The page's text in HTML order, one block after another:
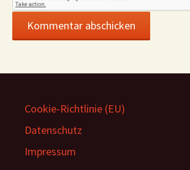
Cookie-Richtlinie (EU)
Datenschutz
Impressum